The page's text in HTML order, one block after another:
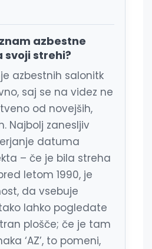
azbestne
svoji strehi?
azbestnih salonitk
saj se na videz ne
od novejših,
Najbolj zanesljiv
datuma
– če je bila streha
letom 1990, je
da vsebuje
lahko pogledate
plošče; če je tam
‘AZ’, to pomeni,